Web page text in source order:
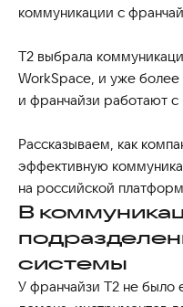
коммуникации с
Т2 выбрала
WorkSpace, и уже более
и франчайзи работают
Рассказываем, как
эффективную
на российской
В
системы
У франчайзи T2 не было